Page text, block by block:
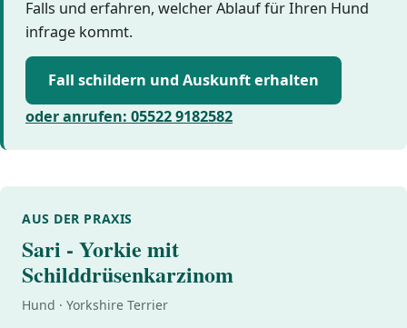
Falls und erfahren, welcher Ablauf für Ihren Hund
infrage kommt.
Fall schildern und Auskunft erhalten
oder anrufen: 05522 9182582
AUS DER PRAXIS
Sari - Yorkie mit
Schilddrüsenkarzinom
Hund · Yorkshire Terrier